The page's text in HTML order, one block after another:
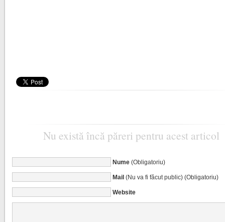
Nu există încă păreri pentru acest articol
Nume(Obligatoriu)
Mail(Nu va fi făcut public) (Obligatoriu)
Website